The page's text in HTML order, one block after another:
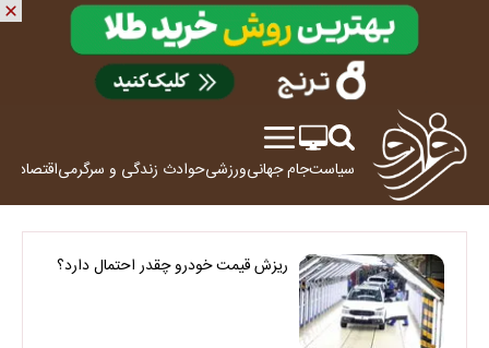
سیاستجام جهانیورزشیحوادث زندگی و سرگرمیاقتصاد
ریزش قیمت خودرو چقدر احتمال دارد؟